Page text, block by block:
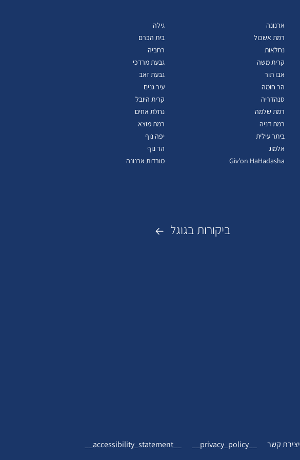
ארנונה
גילה
רמת אשכול
בית הכרם
נחלאות
רחביה
קרית משה
גבעת מרדכי
אבו תור
גבעת זאב
הר חומה
עיר גנים
סנהדריה
קרית היובל
רמת שלמה
נחלת אחים
רמת דניה
רמת מוצא
ביתר עילית
יפה נוף
אלמוג
הר נוף
Giv'on HaHadasha
מורדות ארנונה
ביקורות בגוגל
יצירת קשר __privacy_policy__
__accessibility_statement__